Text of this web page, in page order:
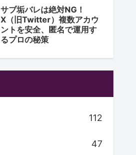
サブ垢バレは絶対NG！
X（旧Twitter）複数アカウ
ントを安全、匿名で運用す
るプロの秘策
112
47